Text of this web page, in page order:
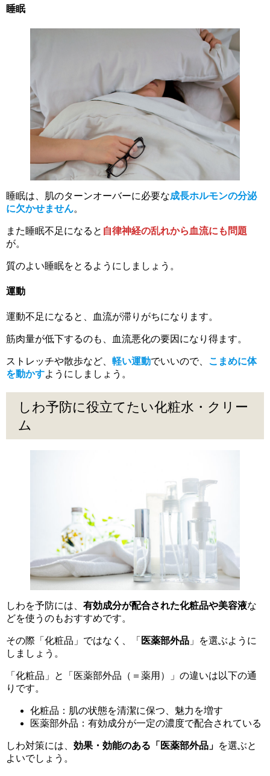
睡眠
睡眠は、肌のターンオーバーに必要な成長ホルモンの分泌
に欠かせません。
また睡眠不足になると 自律神経の乱れから血流にも問題
が。
質のよい睡眠をとるようにしましょう。
運動
運動不足になると、血流が滞りがちになります。
筋肉量が低下するのも、血流悪化の要因になり得ます。
ストレッチや散歩など、 軽い運動でいいので、 こまめに体
を動かすようにしましょう。
しわ予防に役立てたい化粧水・クリー
ム
しわを予防には、 有効成分が配合された化粧品や美容液な
どを使うのもおすすめです。
その際「化粧品」ではなく、「 医薬部外品 」を選ぶように
しましょう。
「化粧品」と「医薬部外品（＝薬用）」の違いは以下の通
りです。
化粧品：肌の状態を清潔に保つ、魅力を増す
医薬部外品：有効成分が一定の濃度で配合されている
しわ対策には、 効果・効能のある「医薬部外品」 を選ぶと
よいでしょう。